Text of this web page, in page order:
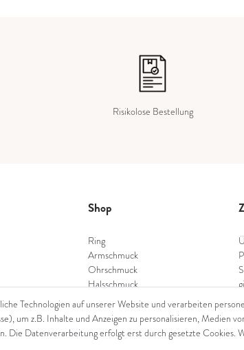
Risikolose Bestellung
Shop
Ring
Armschmuck
Ohrschmuck
Halsschmuck
Diamantschmuck
Farbsteinschmuck
Perlenschmuck
Technologien auf unserer Website und verarbeiten
um z.B. Inhalte und Anzeigen zu personalisieren, Medien
Die Datenverarbeitung erfolgt erst durch gesetzte